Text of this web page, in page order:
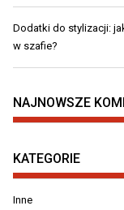
Dodatki do stylizacji:
w szafie?
NAJNOWSZE
KATEGORIE
Inne